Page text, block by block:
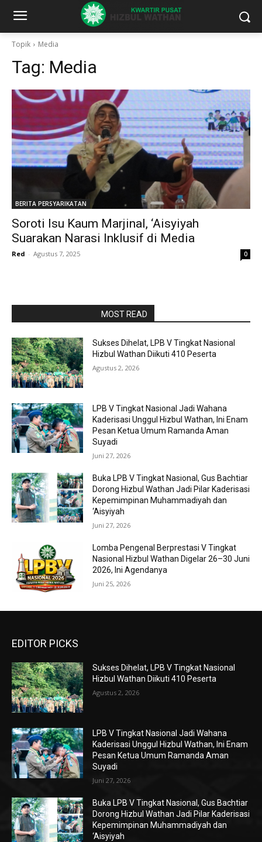
Topik Media
Tag: Media
BERITA PERSYARIKATAN
Soroti Isu Kaum Marjinal, ‘Aisyiyah
Suarakan Narasi Inklusif di Media
Red - Agustus 7, 2025 0
MOST READ
Sukses Dihelat, LPB V Tingkat Nasional
Hizbul Wathan Diikuti 410 Peserta
Agustus 2, 2026
LPB V Tingkat Nasional Jadi Wahana
Kaderisasi Unggul Hizbul Wathan, Ini Enam
Pesan Ketua Umum Ramanda Aman
Suyadi
Juni 27, 2026
Buka LPB V Tingkat Nasional, Gus Bachtiar
Dorong Hizbul Wathan Jadi Pilar Kaderisasi
Kepemimpinan Muhammadiyah dan
‘Aisyiyah
Juni 27, 2026
Lomba Pengenal Berprestasi V Tingkat
Nasional Hizbul Wathan Digelar 26–30 Juni
2026, Ini Agendanya
Juni 25, 2026
EDITOR PICKS
Sukses Dihelat, LPB V Tingkat Nasional
Hizbul Wathan Diikuti 410 Peserta
Agustus 2, 2026
LPB V Tingkat Nasional Jadi Wahana
Kaderisasi Unggul Hizbul Wathan, Ini Enam
Pesan Ketua Umum Ramanda Aman
Suyadi
Juni 27, 2026
Buka LPB V Tingkat Nasional, Gus Bachtiar
Dorong Hizbul Wathan Jadi Pilar Kaderisasi
Kepemimpinan Muhammadiyah dan
‘Aisyiyah